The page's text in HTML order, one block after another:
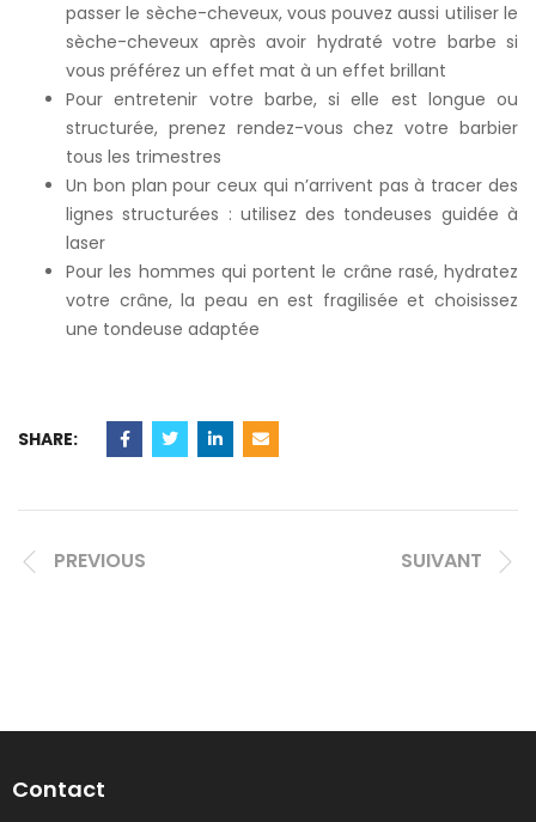
passer le sèche-cheveux, vous pouvez aussi utiliser le
sèche-cheveux après avoir hydraté votre barbe si
vous préférez un effet mat à un effet brillant
Pour entretenir votre barbe, si elle est longue ou
structurée, prenez rendez-vous chez votre barbier
tous les trimestres
Un bon plan pour ceux qui n’arrivent pas à tracer des
lignes structurées : utilisez des tondeuses guidée à
laser
Pour les hommes qui portent le crâne rasé, hydratez
votre crâne, la peau en est fragilisée et choisissez
une tondeuse adaptée
SHARE:
PREVIOUS SUIVANT
Contact